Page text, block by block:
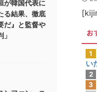
援に対する日本人の反応をご
お
1
い
2
3
が韓国代表に
る結果、徹底
だ』と監督や